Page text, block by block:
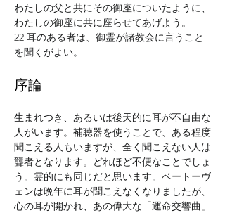
わたしの父と共にその御座についたように、
わたしの御座に共に座らせてあげよう。
22 耳のある者は、御霊が諸教会に言うこと
を聞くがよい。
序論
生まれつき、あるいは後天的に耳が不自由な
人がいます。補聴器を使うことで、ある程度
聞こえる人もいますが、全く聞こえない人は
聾者となります。どれほど不便なことでしょ
う。霊的にも同じだと思います。ベートーヴ
ェンは晩年に耳が聞こえなくなりましたが、
心の耳が開かれ、あの偉大な「運命交響曲」